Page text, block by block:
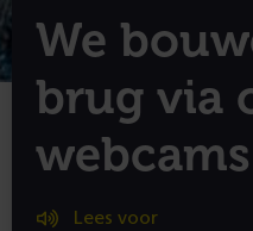
We
brug via
Lees voor